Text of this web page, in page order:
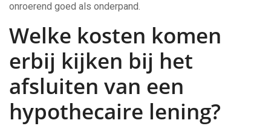
onroerend goed als onderpand.
Welke kosten komen
erbij kijken bij het
afsluiten van een
hypothecaire lening?